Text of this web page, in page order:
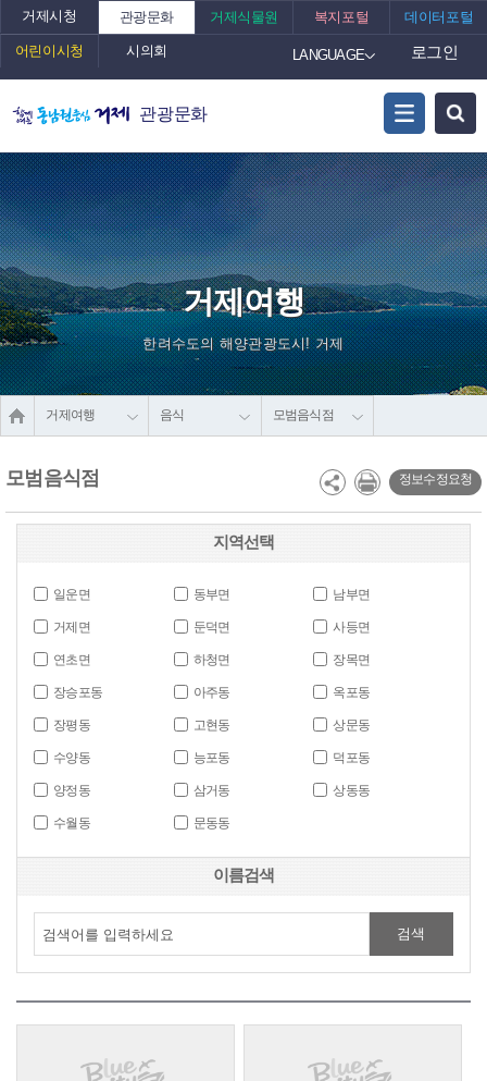
거제시청 관광문화 거제식물원 복지포털 데이터포털
어린이시청 시의회 LANGUAGE 로그인
관광문화
거제여행
한려수도의 해양관광도시! 거제
거제여행 음식 모범음식점
모범음식점 정보수정요청
지역선택
일운면 동부면 남부면
거제면 둔덕면 사등면
연초면 하청면 장목면
장승포동 아주동 옥포동
장평동 고현동 상문동
수양동 능포동 덕포동
양정동 삼거동 상동동
수월동 문동동
이름검색